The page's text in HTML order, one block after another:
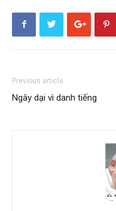
Previous article
Ngây dại vì danh tiếng